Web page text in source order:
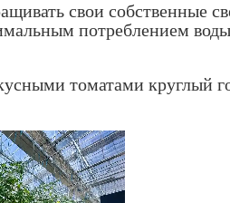
свои собственные
потреблением
томатами круглый